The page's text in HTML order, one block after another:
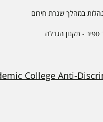
במהלך שגרת חירום
ספיר - תקנון הגרלה
College Anti-